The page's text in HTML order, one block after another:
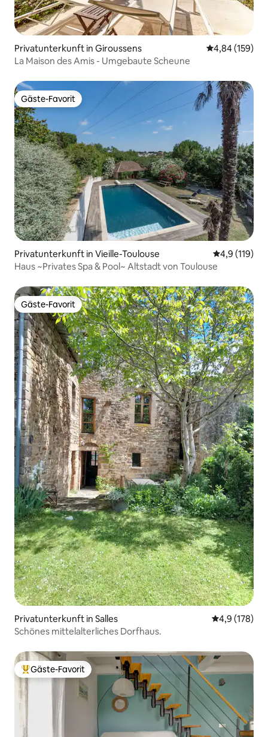
Privatunterkunft in Giroussens
4,84 (159)
La Maison des Amis - Umgebaute Scheune
Gäste-Favorit
Gäste-Favorit
Privatunterkunft in Vieille-Toulouse
4,9 (119)
Haus ~Privates Spa & Pool~ Altstadt von Toulouse
Gäste-Favorit
Gäste-Favorit
Privatunterkunft in Salles
4,9 (178)
Schönes mittelalterliches Dorfhaus.
Beliebter Gäste-Favorit.
Gäste-Favorit